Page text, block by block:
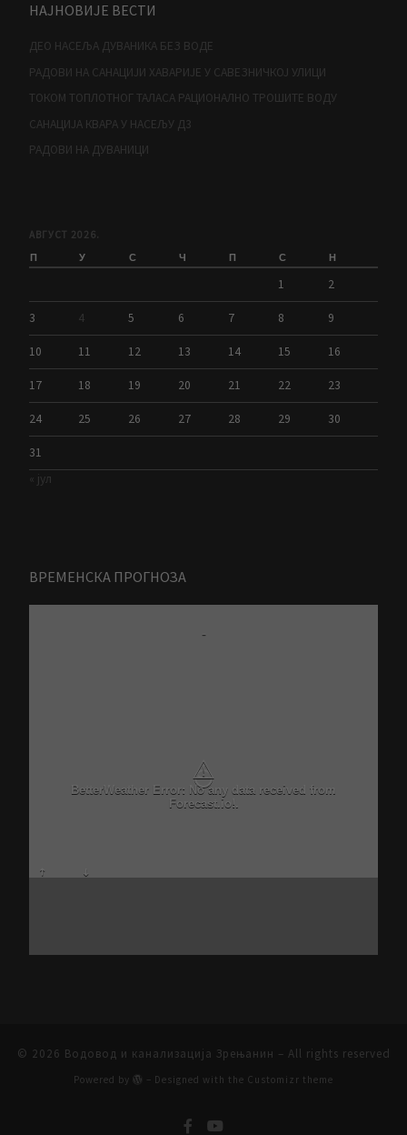
НАЈНОВИЈЕ ВЕСТИ
ДЕО НАСЕЉА ДУВАНИКА БЕЗ ВОДЕ
РАДОВИ НА САНАЦИЈИ ХАВАРИЈЕ У САВЕЗНИЧКОЈ УЛИЦИ
ТОКОМ ТОПЛОТНОГ ТАЛАСА РАЦИОНАЛНО ТРОШИТЕ ВОДУ
САНАЦИЈА КВАРА У НАСЕЉУ Д3
РАДОВИ НА ДУВАНИЦИ
АВГУСТ 2026.
П У С Ч П С Н
1 2
3 4 5 6 7 8 9
10 11 12 13 14 15 16
17 18 19 20 21 22 23
24 25 26 27 28 29 30
31
« јул
ВРЕМЕНСКА ПРОГНОЗА
-
⚠
BetterWeather Error: No any data received from
Forecast.io!.
© 2026 Водовод и канализација Зрењанин – All rights reserved
Powered by – Designed with the Customizr theme